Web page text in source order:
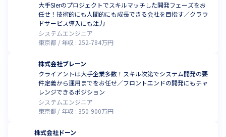
大手SIerのプロジェクトでスキルマッチした開発フェーズをお
任せ！技術的にも人間的にも成長できる会社を目指す／クラウ
ドサービス導入にも注力
システムエンジニア
東京都
年収 : 252-784万円
株式会社ブレーン
クライアントは大手企業多数！スキル次第でシステム開発の要
件定義から運用までをお任せ／フロントエンドの開発にもチャ
レンジできるポジション
システムエンジニア
東京都
年収 : 350-900万円
株式会社ドーン